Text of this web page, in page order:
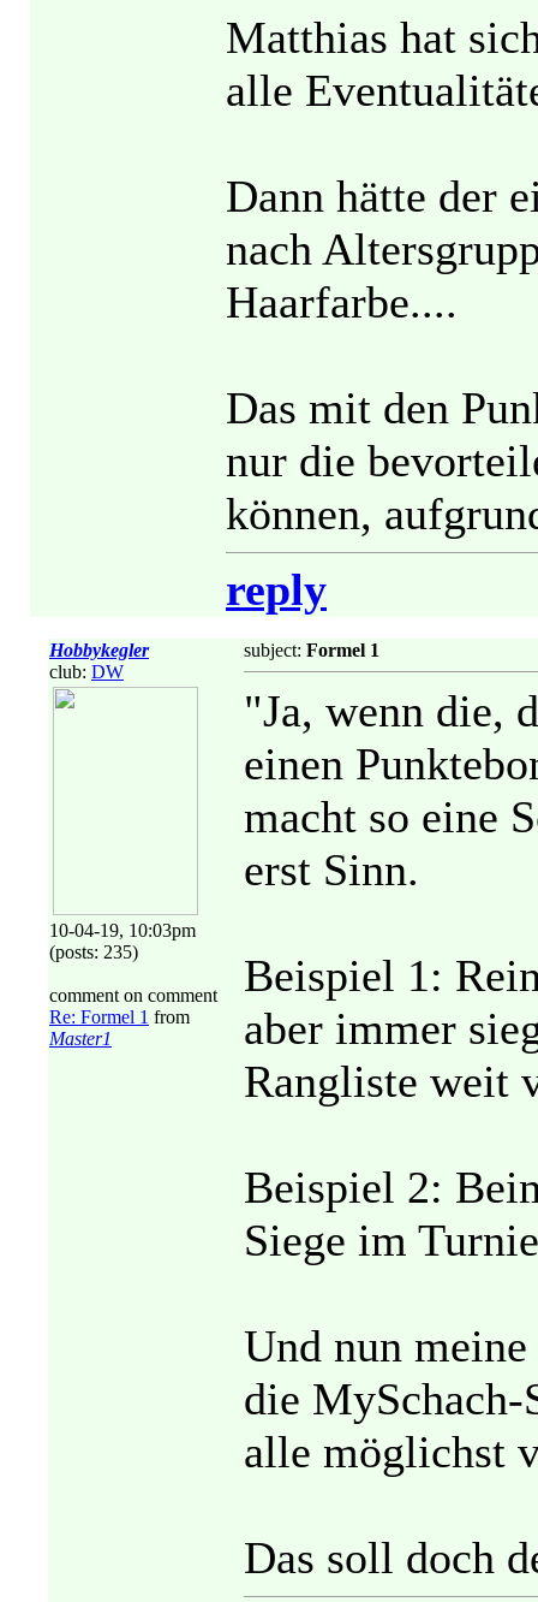
Matthias hat
alle
Dann hätte der
nach
Haarfarbe....
Das mit den
nur die
können,
reply
Hobbykegler
club: DW
10-04-19, 10:03pm
(posts: 235)
comment on comment
Re: Formel 1 from
Master1
subject: Formel 1
"Ja, wenn die,
einen
macht so eine
erst Sinn.
Beispiel 1:
aber immer
Rangliste weit
Beispiel 2:
Siege im
Und nun
die
alle möglichst
Das soll doch